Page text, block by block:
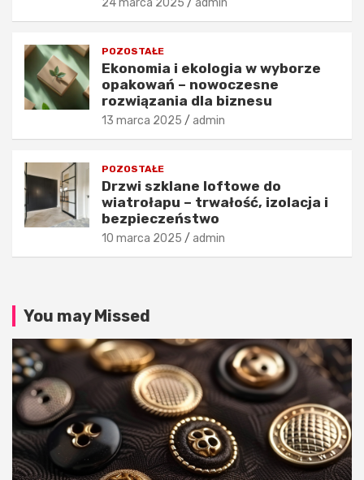
POZOSTAŁE
Ekonomia i ekologia w wyborze
opakowań – nowoczesne
rozwiązania dla biznesu
13 marca 2025 admin
POZOSTAŁE
Drzwi szklane loftowe do
wiatrołapu – trwałość, izolacja i
bezpieczeństwo
10 marca 2025 admin
a
k
o
ś
c
o
d
y
?
26
listopada
admin
i
s
t
y
a
c
e
24
listopada
admin
You may Missed